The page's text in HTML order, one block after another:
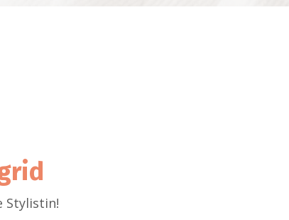
Stylistin!